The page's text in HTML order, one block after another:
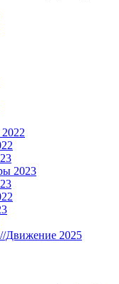
2023
Движение 2025